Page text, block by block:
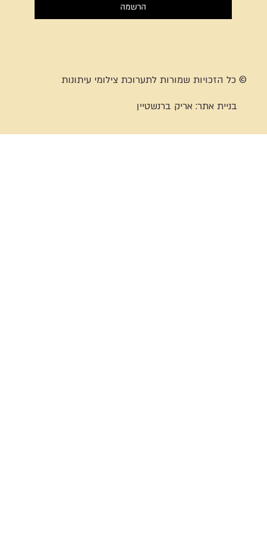
הרשמה
© כל הזכויות שמורות לתערוכת צילומי עיתונות
בניית אתר:אריק ברנשטיין